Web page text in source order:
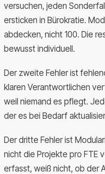
versuchen, jeden
ersticken in Bürokratie.
abdecken, nicht 100. Die
bewusst individuell.
Der zweite Fehler ist
klaren Verantwortlichen
weil niemand es pflegt.
der es bei Bedarf
Der dritte Fehler ist
nicht die Projekte pro FTE
erfasst, weiß nicht, ob der